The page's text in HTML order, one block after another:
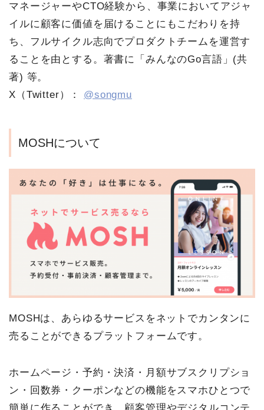
マネージャーやCTO経験から、事業においてアジャ
イルに顧客に価値を届けることにもこだわりを持
ち、フルサイクル志向でプロダクトチームを運営す
ることを由とする。著書に「みんなのGo言語」(共
著) 等。
X（Twitter）： @songmu
MOSHについて
MOSHは、あらゆるサービスをネットでカンタンに
売ることができるプラットフォームです。
ホームページ・予約・決済・月額サブスクリプショ
ン・回数券・クーポンなどの機能をスマホひとつで